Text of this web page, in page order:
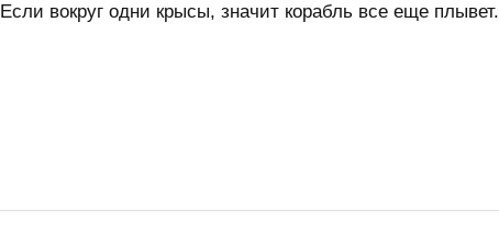
Если вокруг одни крысы, значит корабль все еще плывет.